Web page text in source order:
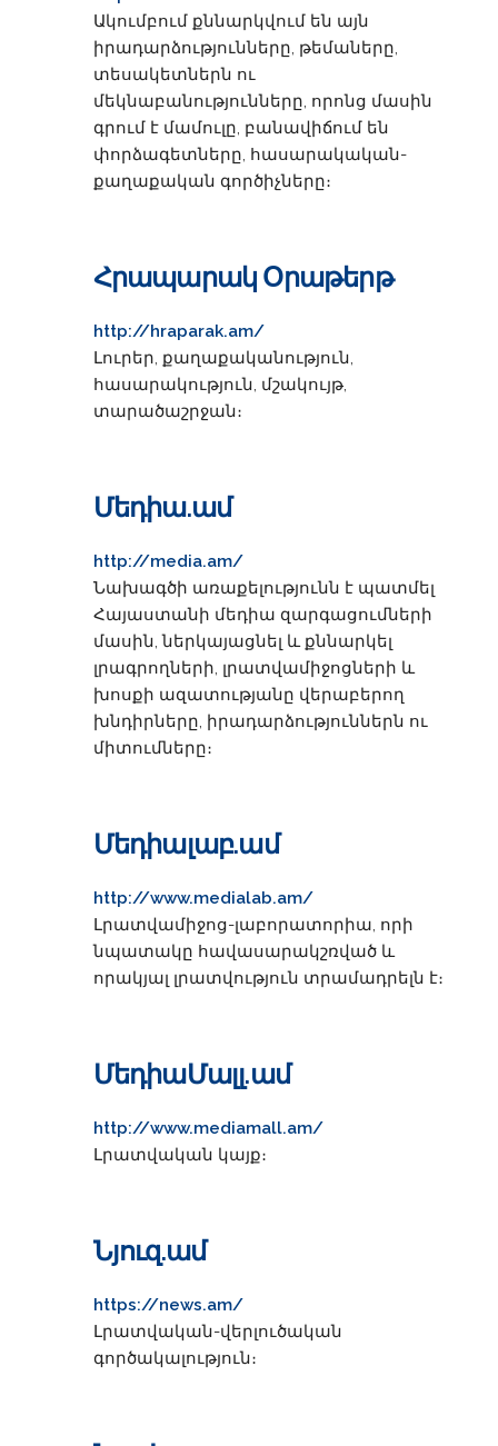
Ակումբում քննարկվում են այն
իրադարձությունները, թեմաները,
տեսակետներն ու
մեկնաբանությունները, որոնց մասին
գրում է մամուլը, բանավիճում են
փորձագետները, հասարակական-
քաղաքական գործիչները։
Հրապարակ Օրաթերթ
http://hraparak.am/
Լուրեր, քաղաքականություն,
հասարակություն, մշակույթ,
տարածաշրջան։
Մեդիա.ամ
http://media.am/
Նախագծի առաքելությունն է պատմել
Հայաստանի մեդիա զարգացումների
մասին, ներկայացնել և քննարկել
լրագրողների, լրատվամիջոցների և
խոսքի ազատությանը վերաբերող
խնդիրները, իրադարձություններն ու
միտումները։
Մեդիալաբ.ամ
http://www.medialab.am/
Լրատվամիջոց-լաբորատորիա, որի
նպատակը հավասարակշռված և
որակյալ լրատվություն տրամադրելն է։
ՄեդիաՄալլ.ամ
http://www.mediamall.am/
Լրատվական կայք։
Նյուզ.ամ
https://news.am/
Լրատվական-վերլուծական
գործակալություն։